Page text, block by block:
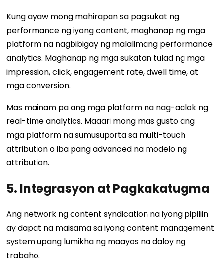
Kung ayaw mong mahirapan sa pagsukat ng
performance ng iyong content, maghanap ng mga
platform na nagbibigay ng malalimang performance
analytics. Maghanap ng mga sukatan tulad ng mga
impression, click, engagement rate, dwell time, at
mga conversion.
Mas mainam pa ang mga platform na nag-aalok ng
real-time analytics. Maaari mong mas gusto ang
mga platform na sumusuporta sa multi-touch
attribution o iba pang advanced na modelo ng
attribution.
5. Integrasyon at Pagkakatugma
Ang network ng content syndication na iyong pipiliin
ay dapat na maisama sa iyong content management
system upang lumikha ng maayos na daloy ng
trabaho.